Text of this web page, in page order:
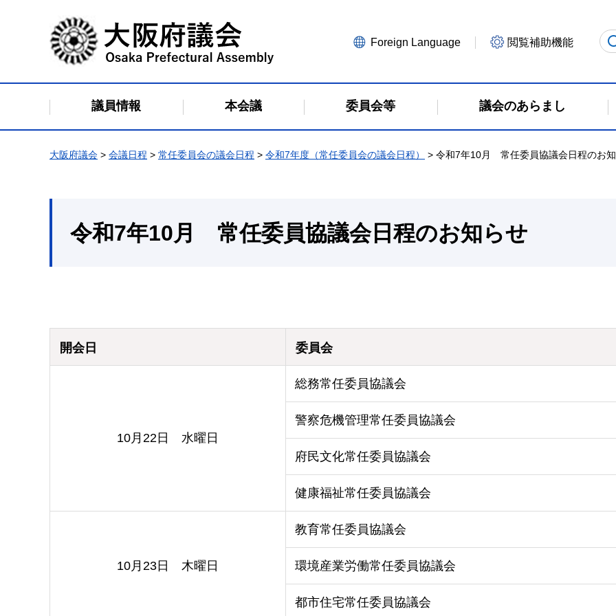
大阪府議会
Foreign Language 閲覧補助機能
議員情報 本会議 委員会等 議会のあらまし
大阪府議会 > 会議日程 > 常任委員会の議会日程 > 令和7年度（常任委員会の議会日程） > 令和7年10月 常任委員協議会日程のお
令和7年10月 常任委員協議会日程のお知らせ
開会日 委員会
10月22日 水曜日
総務常任委員協議会
警察危機管理常任委員協議会
府民文化常任委員協議会
健康福祉常任委員協議会
10月23日 木曜日
教育常任委員協議会
環境産業労働常任委員協議会
都市住宅常任委員協議会